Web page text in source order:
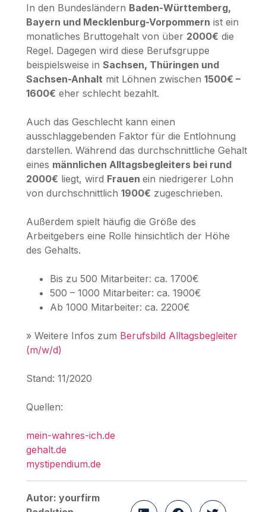
In den Bundesländern Baden-Württemberg,
Bayern und Mecklenburg-Vorpommern ist ein
monatliches Bruttogehalt von über 2000€ die
Regel. Dagegen wird diese Berufsgruppe
beispielsweise in Sachsen, Thüringen und
Sachsen-Anhalt mit Löhnen zwischen 1500€ –
1600€ eher schlecht bezahlt.
Auch das Geschlecht kann einen
ausschlaggebenden Faktor für die Entlohnung
darstellen. Während das durchschnittliche Gehalt
eines männlichen Alltagsbegleiters bei rund
2000€ liegt, wird Frauen ein niedrigerer Lohn
von durchschnittlich 1900€ zugeschrieben.
Außerdem spielt häufig die Größe des
Arbeitgebers eine Rolle hinsichtlich der Höhe
des Gehalts.
Bis zu 500 Mitarbeiter: ca. 1700€
500 – 1000 Mitarbeiter: ca. 1900€
Ab 1000 Mitarbeiter: ca. 2200€
» Weitere Infos zum Berufsbild Alltagsbegleiter
(m/w/d)
Stand: 11/2020
Quellen:
mein-wahres-ich.de
gehalt.de
mystipendium.de
Autor: yourfirm